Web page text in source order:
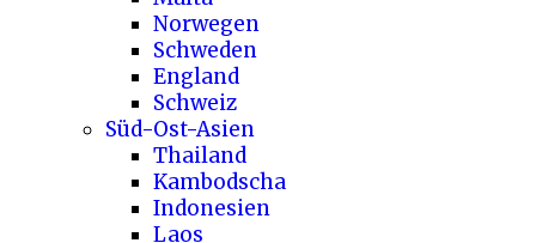
Norwegen
Schweden
England
Schweiz
Süd-Ost-Asien
Thailand
Kambodscha
Indonesien
Laos